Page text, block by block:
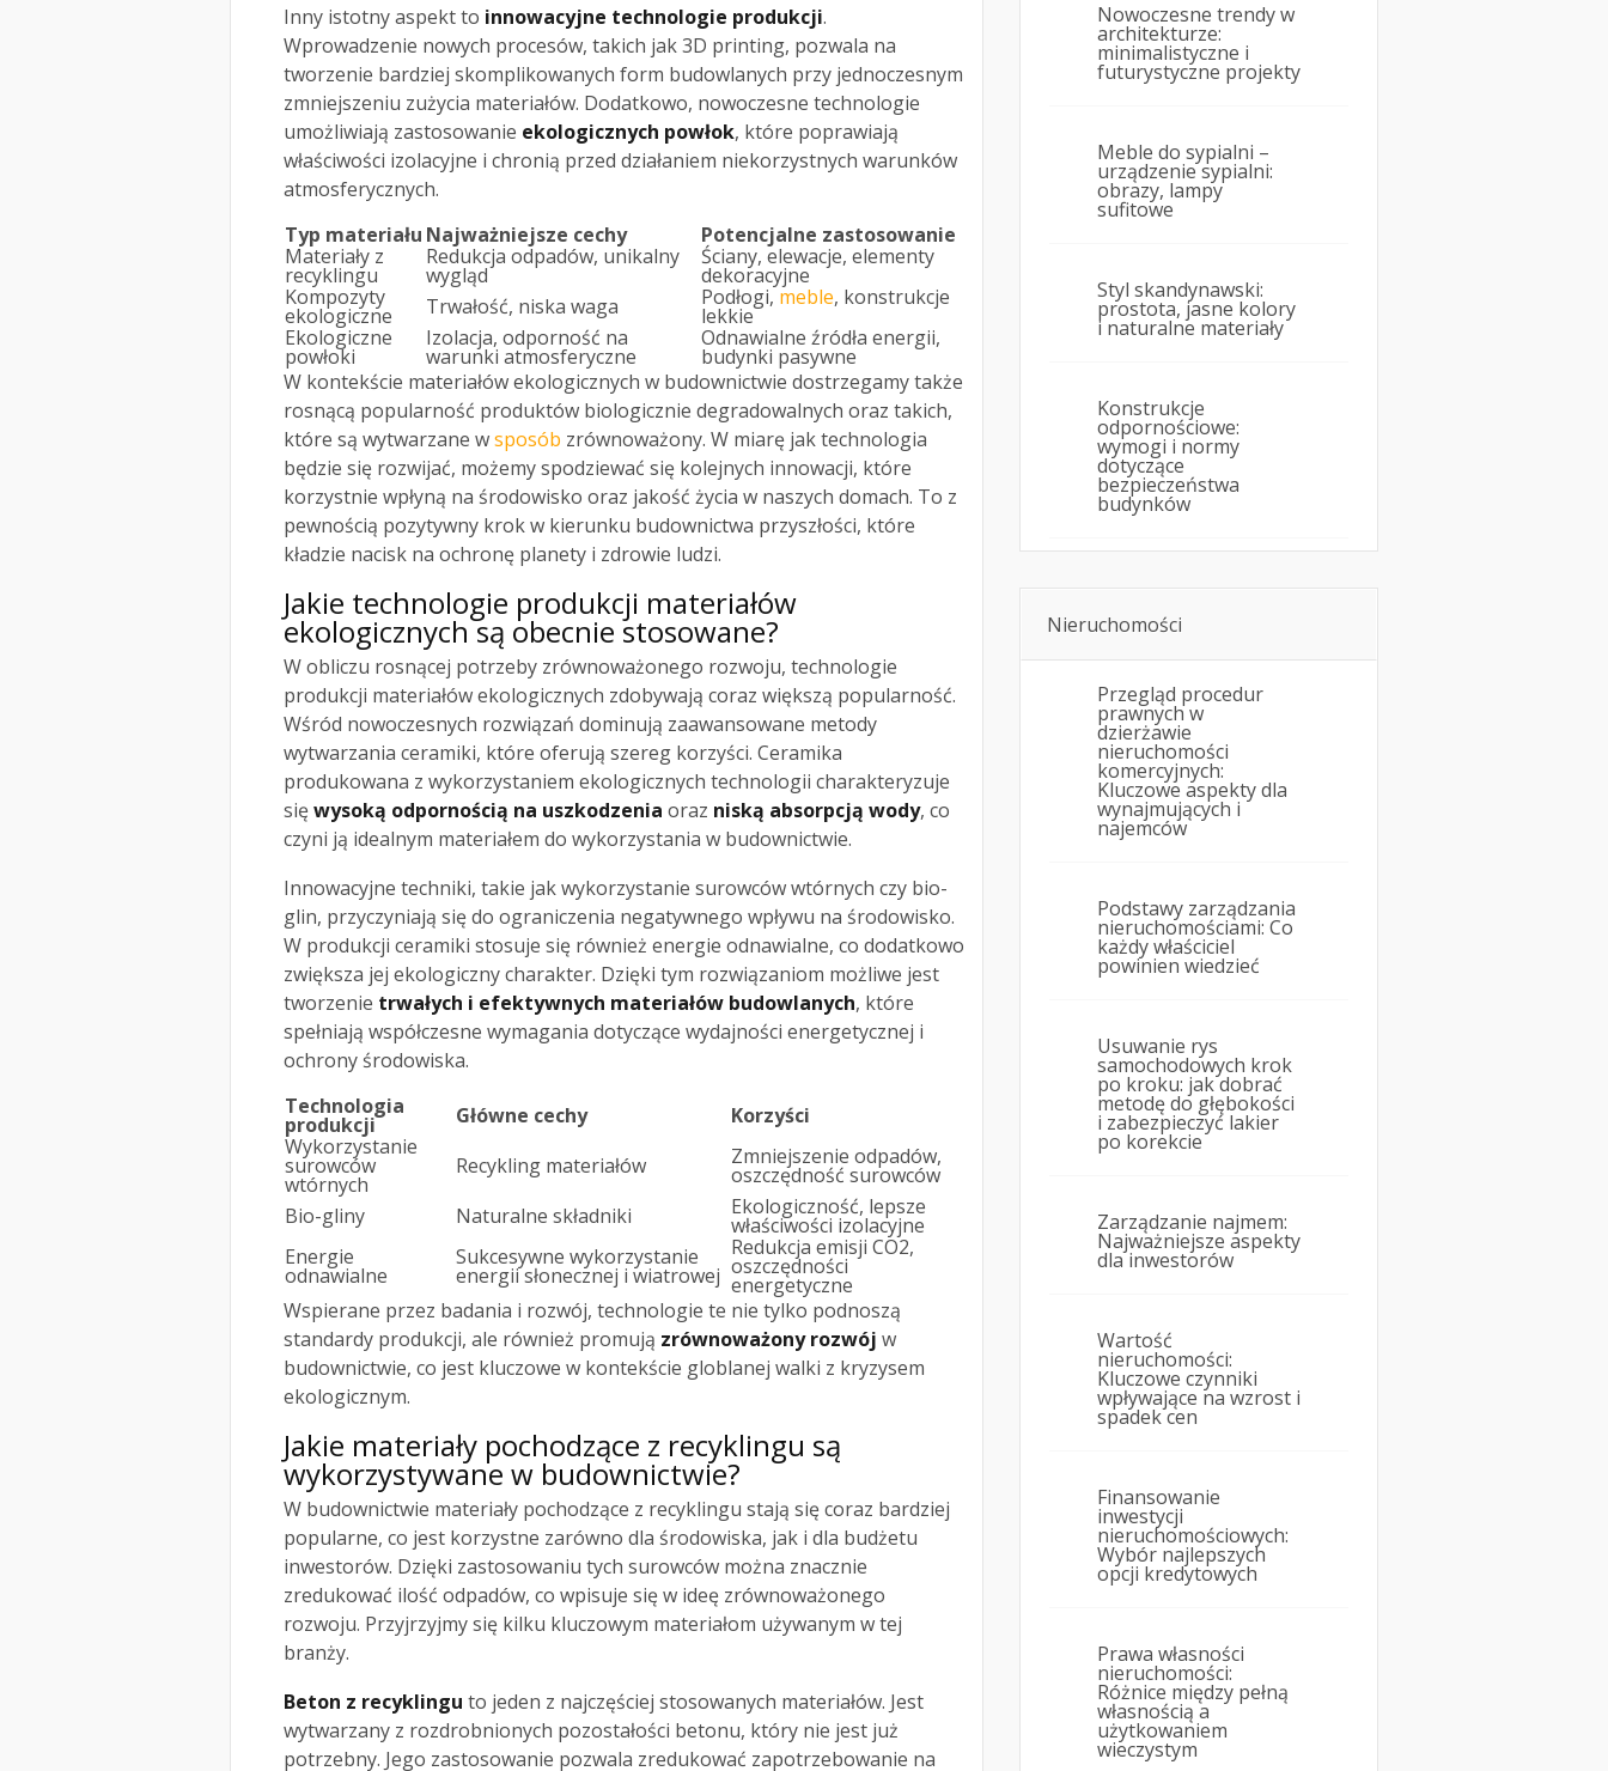
Inny istotny aspekt to innowacyjne technologie produkcji.
Wprowadzenie nowych procesów, takich jak 3D printing, pozwala na
tworzenie bardziej skomplikowanych form budowlanych przy jednoczesnym
zmniejszeniu zużycia materiałów. Dodatkowo, nowoczesne technologie
umożliwiają zastosowanie ekologicznych powłok, które poprawiają
właściwości izolacyjne i chronią przed działaniem niekorzystnych warunków
atmosferycznych.
Typ materiału Najważniejsze cechy
Potencjalne zastosowanie
Materiały z
recyklingu
Redukcja odpadów, unikalny
wygląd
Ściany, elewacje, elementy
dekoracyjne
Kompozyty
ekologiczne Trwałość, niska waga Podłogi,meble, konstrukcje
lekkie
Ekologiczne
powłoki
Izolacja, odporność na
warunki atmosferyczne
Odnawialne źródła energii,
budynki pasywne
W kontekście materiałów ekologicznych w budownictwie dostrzegamy także
rosnącą popularność produktów biologicznie degradowalnych oraz takich,
które są wytwarzane wsposób zrównoważony. W miarę jak technologia
będzie się rozwijać, możemy spodziewać się kolejnych innowacji, które
korzystnie wpłyną na środowisko oraz jakość życia w naszych domach. To z
pewnością pozytywny krok w kierunku budownictwa przyszłości, które
kładzie nacisk na ochronę planety i zdrowie ludzi.
Jakie technologie produkcji materiałów
ekologicznych są obecnie stosowane?
W obliczu rosnącej potrzeby zrównoważonego rozwoju, technologie
produkcji materiałów ekologicznych zdobywają coraz większą popularność.
Wśród nowoczesnych rozwiązań dominują zaawansowane metody
wytwarzania ceramiki, które oferują szereg korzyści. Ceramika
produkowana z wykorzystaniem ekologicznych technologii charakteryzuje
sięwysoką odpornością na uszkodzenia oraz niską absorpcją wody, co
czyni ją idealnym materiałem do wykorzystania w budownictwie.
Innowacyjne techniki, takie jak wykorzystanie surowców wtórnych czy bio-
glin, przyczyniają się do ograniczenia negatywnego wpływu na środowisko.
W produkcji ceramiki stosuje się również energie odnawialne, co dodatkowo
zwiększa jej ekologiczny charakter. Dzięki tym rozwiązaniom możliwe jest
tworzenie trwałych i efektywnych materiałów budowlanych, które
spełniają współczesne wymagania dotyczące wydajności energetycznej i
ochrony środowiska.
Technologia
produkcji Główne cechy
Korzyści
Wykorzystanie
surowców
wtórnych
Recykling materiałów Zmniejszenie odpadów,
oszczędność surowców
Bio-gliny
Naturalne składniki Ekologiczność, lepsze
właściwości izolacyjne
Energie
odnawialne
Sukcesywne wykorzystanie
energii słonecznej i wiatrowej
Redukcja emisji CO2,
oszczędności
energetyczne
Wspierane przez badania i rozwój, technologie te nie tylko podnoszą
standardy produkcji, ale również promują zrównoważony rozwój w
budownictwie, co jest kluczowe w kontekście globlanej walki z kryzysem
ekologicznym.
Jakie materiały pochodzące z recyklingu są
wykorzystywane w budownictwie?
W budownictwie materiały pochodzące z recyklingu stają się coraz bardziej
popularne, co jest korzystne zarówno dla środowiska, jak i dla budżetu
inwestorów. Dzięki zastosowaniu tych surowców można znacznie
zredukować ilość odpadów, co wpisuje się w ideę zrównoważonego
rozwoju. Przyjrzyjmy się kilku kluczowym materiałom używanym w tej
branży.
Beton z recyklingu to jeden z najczęściej stosowanych materiałów. Jest
wytwarzany z rozdrobnionych pozostałości betonu, który nie jest już
potrzebny. Jego zastosowanie pozwala zredukować zapotrzebowanie na
Nowoczesne trendy w
architekturze:
minimalistyczne i
futurystyczne projekty
Meble do sypialni –
urządzenie sypialni:
obrazy, lampy
sufitowe
Styl skandynawski:
prostota, jasne kolory
i naturalne materiały
Konstrukcje
odpornościowe:
wymogi i normy
dotyczące
bezpieczeństwa
budynków
Nieruchomości
Przegląd procedur
prawnych w
dzierżawie
nieruchomości
komercyjnych:
Kluczowe aspekty dla
wynajmujących i
najemców
Podstawy zarządzania
nieruchomościami: Co
każdy właściciel
powinien wiedzieć
Usuwanie rys
samochodowych krok
po kroku: jak dobrać
metodę do głębokości
i zabezpieczyć lakier
po korekcie
Zarządzanie najmem:
Najważniejsze aspekty
dla inwestorów
Wartość
nieruchomości:
Kluczowe czynniki
wpływające na wzrost i
spadek cen
Finansowanie
inwestycji
nieruchomościowych:
Wybór najlepszych
opcji kredytowych
Prawa własności
nieruchomości:
Różnice między pełną
własnością a
użytkowaniem
wieczystym